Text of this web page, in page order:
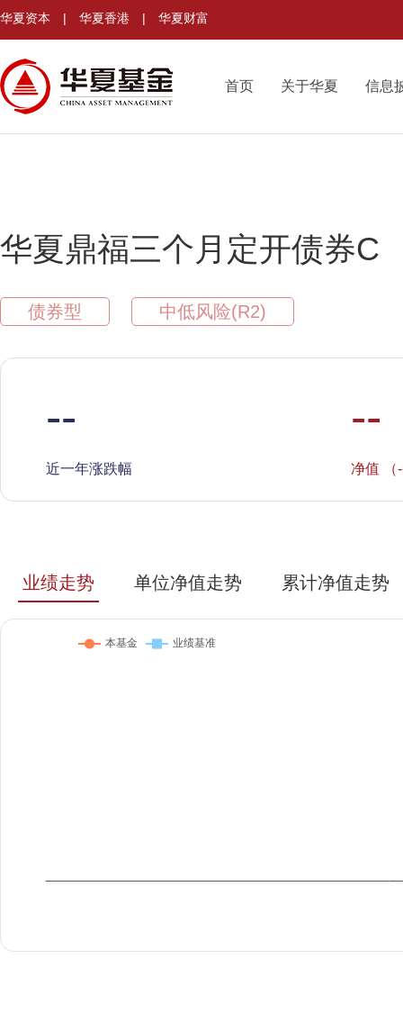
华夏资本 | 华夏香港 | 华夏财富
首页 关于华夏 信息
华夏鼎福三个月定开债券C
债券型 中低风险(R2)
--
近一年涨跌幅
--
净值 （
业绩走势 单位净值走势 累计净值走势